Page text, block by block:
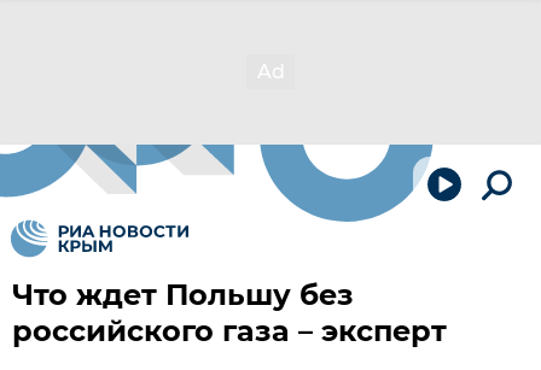
Что ждет Польшу без
российского газа – эксперт